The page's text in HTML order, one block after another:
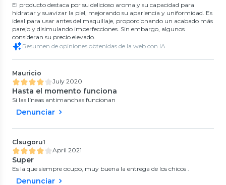
El producto destaca por su delicioso aroma y su capacidad para
hidratar y suavizar la piel, mejorando su apariencia y uniformidad. Es
ideal para usar antes del maquillaje, proporcionando un acabado más
parejo y disimulando imperfecciones. Sin embargo, algunos
consideran su precio elevado.
Resumen de opiniones obtenidas de la web con IA
Mauricio
July 2020
Hasta el momento funciona
Si las líneas antimanchas funcionan
Denunciar
Clsugoru1
April 2021
Super
Es la que siempre ocupo, muy buena la entrega de los chicos .
Denunciar